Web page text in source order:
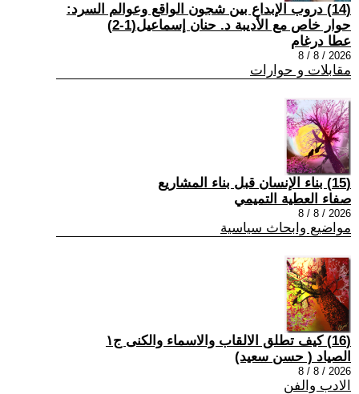
(14) دروب الإبداع بين شجون الواقع وعوالم السرد:
حوار خاص مع الأديبة د. حنان إسماعيل(1-2)
عطا درغام
2026 / 8 / 8
مقابلات و حوارات
(15) بناء الإنسان قبل بناء المشاريع
صفاء العطية التميمي
2026 / 8 / 8
مواضيع وابحاث سياسية
(16) كيف تطلق الالقاب والاسماء والكنى ج١
الصياد ‏( حسن سعيد‏)
2026 / 8 / 8
الادب والفن